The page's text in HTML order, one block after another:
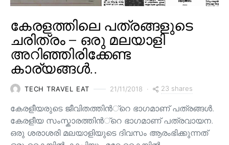
കേരളത്തിലെ പത്രങ്ങളുടെ
ചരിത്രം – ഒരു മലയാളി
അറിഞ്ഞിരിക്കേണ്ട
കാര്യങ്ങൾ..
TECH TRAVEL EAT 21/11/2018 23 shares
കേരളീയരുടെ ജീവിതത്തിന്‍്റെ ഭാഗമാണ് പത്രങ്ങള്‍.
കേരളീയ സംസ്കാരത്തിന്‍്റെ ഭാഗമാണ് പത്രവായന.
ഒരു ശരാശരി മലയാളിയുടെ ദിവസം ആരംഭിക്കുന്നത്